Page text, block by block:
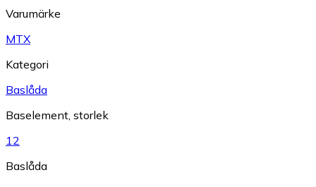
Varumärke
MTX
Kategori
Baslåda
Baselement, storlek
12
Baslåda